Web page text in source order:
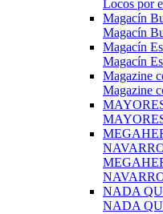
Locos por
Magacín
Magacín
Magacín
Magacín
Magazine
Magazine
NADA
NADA